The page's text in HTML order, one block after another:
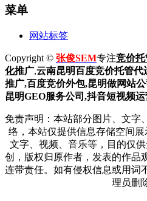
菜单
网站标签
Copyright © 张俊SEM专注竞价托
化推广,云南昆明百度竞价托管代
推广,百度竞价外包,昆明做网站
昆明GEO服务公司,抖音短视频运
免责声明：本站部分图片、文字
络，本站仅提供信息存储空间展
文字、视频、音乐等，目的仅
创，版权归原作者，发表的作品
连带责任。如有侵权信息或用词
理员删